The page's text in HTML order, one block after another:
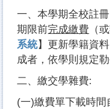
一、本學期全校註
期限前完成繳費 （
系統】更新學籍資
成者，依學則規定勒
二、繳交學雜費:
(一)繳費單下載時間